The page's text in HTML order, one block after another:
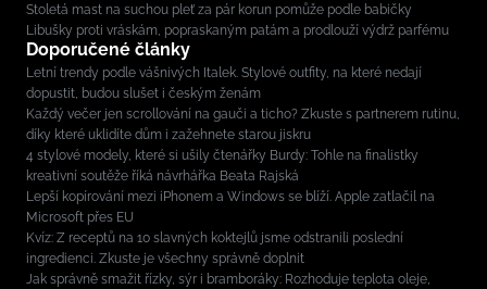
Stoletá mast na suchou pleť za pár korun pomůže podle babičky
Libušky proti vráskám, popraskaným patám a prodlouží výdrž parfému
Doporučené články
Letní trendy podle vášnivých Italek. Stylové outfity, na které nedají
dopustit, budou slušet i českým ženám
Každý večer jen scrollování na gauči a ticho? Zkuste s partnerem rutinu,
díky které uklidíte dům i zažehnete starou jiskru
4 stylové modely, které si ušily čtenářky Burdy: Tohle na finalistky
kreativní soutěže říká návrhářka Beata Rajská
Lepší kopírování mezi iPhonem a Windows se blíží. Apple zatlačil na
Microsoft přes EU
Kvíz: Z receptů na 10 slavných koktejlů jsme odstranili poslední
ingredienci. Zkuste je všechny správně doplnit
Jak správně smažit řízky, sýr i bramboráky: Rozhoduje teplota oleje,